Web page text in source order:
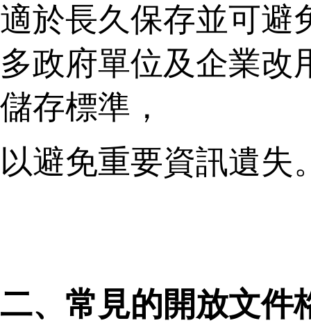
適於長久保存並可避
多政府單位及企業改
儲存標準，
以避免重要資訊遺失
二、常見的開放文件